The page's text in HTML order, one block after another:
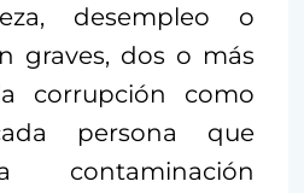
desempleo o
graves, dos o más
corrupción como
persona que
contaminación